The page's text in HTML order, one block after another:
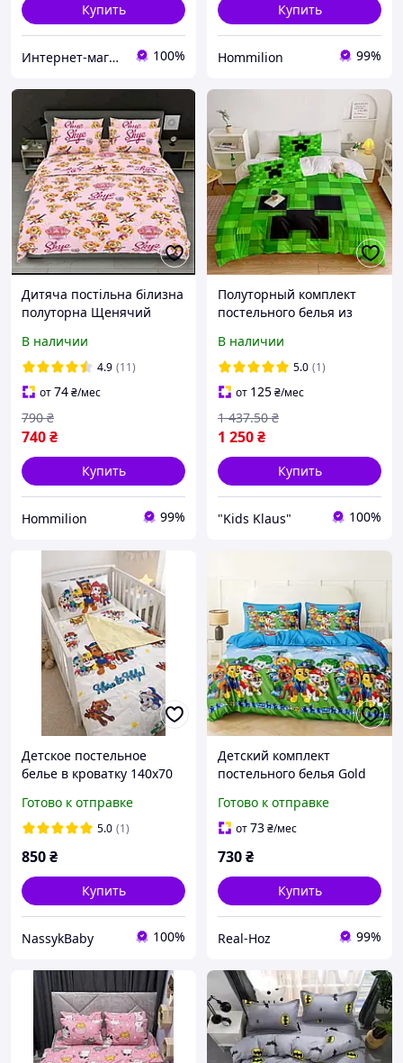
Купить
Интернет-магазин "Crazy_Mamaz_Box" 100%
Купить
Hommilion 99%
Дитяча постільна білизна
полуторна Щенячий
наволочкою 50*70 Бязь
Голд
В наличии
4.9 (11)
от74₴/мес
740₴
790 ₴
Купить
Hommilion 99%
Полуторный комплект
постельного белья из
(Minecraft) 5
В наличии
5.0 (1)
от 125₴/мес
1 250₴
1 437.50 ₴
Купить
"Kids Klaus" 100%
Детское постельное
белье в кроватку 140х70
Готово к отправке
5.0 (1)
850₴
Купить
NassykBaby 100%
Детский комплект
постельного белья Gold
Готово к отправке
от73₴/мес
730₴
Купить
Real-Hoz 99%